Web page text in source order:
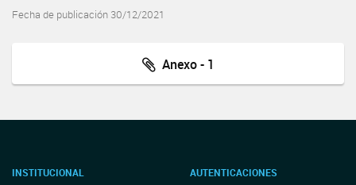
Fecha de publicación 30/12/2021
Anexo - 1
INSTITUCIONAL AUTENTICACIONES